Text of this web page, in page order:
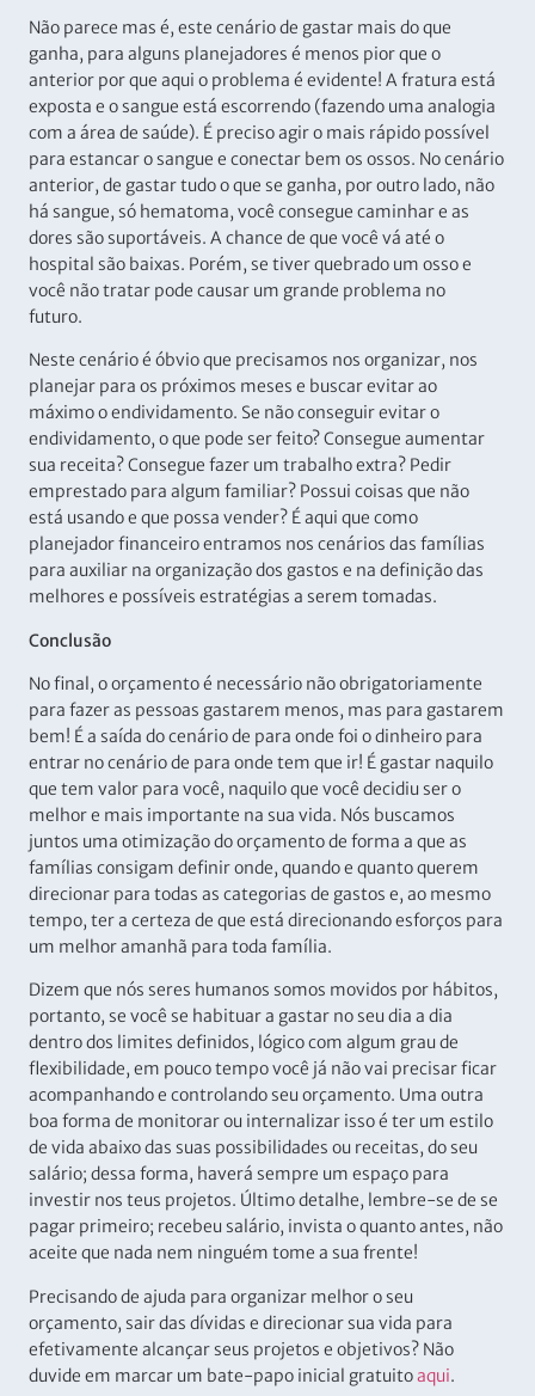
Não parece mas é, este cenário de gastar mais do que
ganha, para alguns planejadores é menos pior que o
anterior por que aqui o problema é evidente! A fratura está
exposta e o sangue está escorrendo (fazendo uma analogia
com a área de saúde). É preciso agir o mais rápido possível
para estancar o sangue e conectar bem os ossos. No cenário
anterior, de gastar tudo o que se ganha, por outro lado, não
há sangue, só hematoma, você consegue caminhar e as
dores são suportáveis. A chance de que você vá até o
hospital são baixas. Porém, se tiver quebrado um osso e
você não tratar pode causar um grande problema no
futuro.
Neste cenário é óbvio que precisamos nos organizar, nos
planejar para os próximos meses e buscar evitar ao
máximo o endividamento. Se não conseguir evitar o
endividamento, o que pode ser feito? Consegue aumentar
sua receita? Consegue fazer um trabalho extra? Pedir
emprestado para algum familiar? Possui coisas que não
está usando e que possa vender? É aqui que como
planejador financeiro entramos nos cenários das famílias
para auxiliar na organização dos gastos e na definição das
melhores e possíveis estratégias a serem tomadas.
Conclusão
No final, o orçamento é necessário não obrigatoriamente
para fazer as pessoas gastarem menos, mas para gastarem
bem! É a saída do cenário de para onde foi o dinheiro para
entrar no cenário de para onde tem que ir! É gastar naquilo
que tem valor para você, naquilo que você decidiu ser o
melhor e mais importante na sua vida. Nós buscamos
juntos uma otimização do orçamento de forma a que as
famílias consigam definir onde, quando e quanto querem
direcionar para todas as categorias de gastos e, ao mesmo
tempo, ter a certeza de que está direcionando esforços para
um melhor amanhã para toda família.
Dizem que nós seres humanos somos movidos por hábitos,
portanto, se você se habituar a gastar no seu dia a dia
dentro dos limites definidos, lógico com algum grau de
flexibilidade, em pouco tempo você já não vai precisar ficar
acompanhando e controlando seu orçamento. Uma outra
boa forma de monitorar ou internalizar isso é ter um estilo
de vida abaixo das suas possibilidades ou receitas, do seu
salário; dessa forma, haverá sempre um espaço para
investir nos teus projetos. Último detalhe, lembre-se de se
pagar primeiro; recebeu salário, invista o quanto antes, não
aceite que nada nem ninguém tome a sua frente!
Precisando de ajuda para organizar melhor o seu
orçamento, sair das dívidas e direcionar sua vida para
efetivamente alcançar seus projetos e objetivos? Não
duvide em marcar um bate-papo inicial gratuitoaqui.